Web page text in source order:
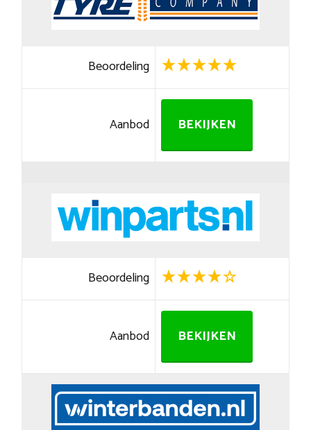
Beoordeling
Aanbod BEKIJKEN
Beoordeling
Aanbod BEKIJKEN